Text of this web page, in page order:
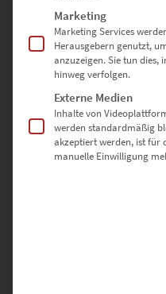
EZ00936
Marketing
Marketing Services
Herausgebern genutzt,
anzuzeigen. Sie tun dies,
hinweg verfolgen.
Externe Medien
Inhalte von
werden standardmäßig
akzeptiert werden, ist für
manuelle Einwilligung